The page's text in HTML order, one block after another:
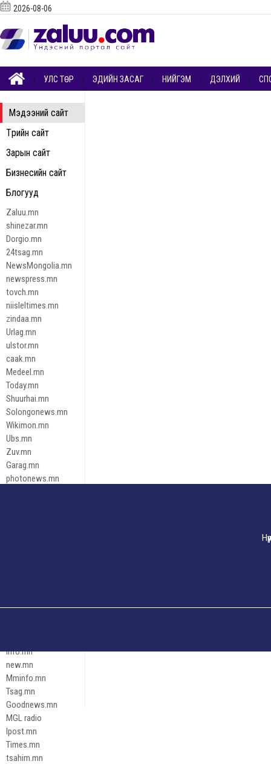
Мэдээний сайт
Төрийн сайт
Зарын сайт
Бизнесийн сайт
Блогууд
Zaluu.mn
shinezar.mn
Dorgio.mn
24tsag.mn
NewsMongolia.mn
newspress.mn
tovch.mn
niisleltimes.mn
zindaa.mn
Urlag.mn
ulstor.mn
caak.mn
Medeel.mn
Today.mn
Shuurhai.mn
Solongonews.mn
Wikimon.mn
Ubs.mn
Zuv.mn
Garag.mn
photonews.mn
Эрх зүй
info.mn
new.mn
Mminfo.mn
Tsag.mn
Goodnews.mn
MGL radio
Ipost.mn
Times.mn
tsahim.mn
2026-08-06
УЛС ТӨР ЭДИЙН ЗАСАГ НИЙГЭМ ДЭЛХИЙ